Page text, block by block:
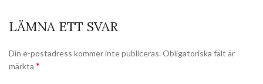
LÄMNA ETT SVAR
Din e-postadress kommer inte publiceras. Obligatoriska fält är
märkta *